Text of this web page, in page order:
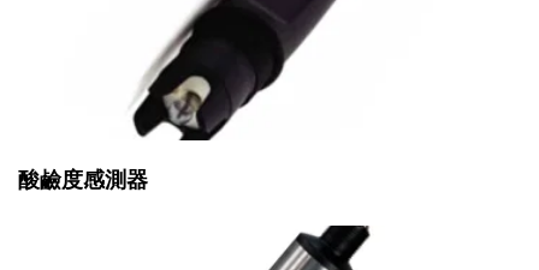
酸鹼度感測器